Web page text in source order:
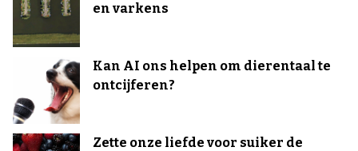
en varkens
Kan AI ons helpen om dierentaal te
ontcijferen?
Zette onze liefde voor suiker de